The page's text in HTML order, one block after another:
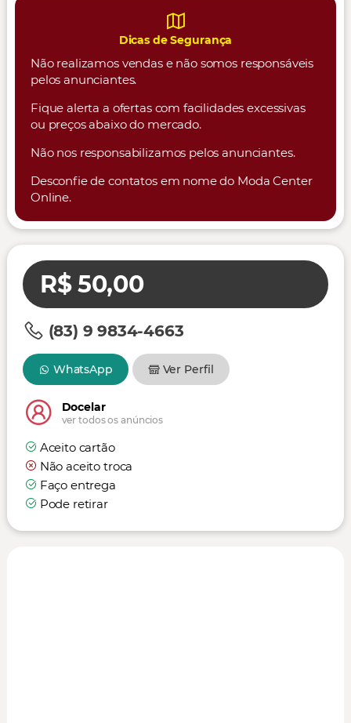
Dicas de Segurança
Não realizamos vendas e não somos responsáveis
pelos anunciantes.
Fique alerta a ofertas com facilidades excessivas
ou preços abaixo do mercado.
Não nos responsabilizamos pelos anunciantes.
Desconfie de contatos em nome do Moda Center
Online.
R$ 50,00
(83) 9 9834-4663
WhatsApp Ver Perfil
Docelar
ver todos os anúncios
Aceito cartão
Não aceito troca
Faço entrega
Pode retirar